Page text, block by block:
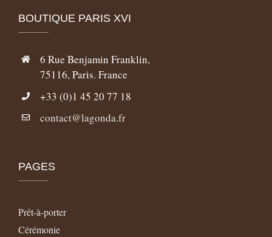
BOUTIQUE PARIS XVI
6 Rue Benjamin Franklin,
75116, Paris. France
+33 (0)1 45 20 77 18
contact@lagonda.fr
PAGES
Prêt-à-porter
Cérémonie